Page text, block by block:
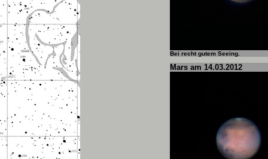
Bei recht gutem Seeing.
Mars am 14.03.2012